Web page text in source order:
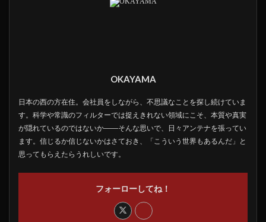
OKAYAMA
日本の西の方在住。会社員をしながら、不思議なことを探し続けていま
す。科学や常識のフィルターでは捉えきれない領域にこそ、本質や真実
が隠れているのではないか――そんな思いで、日々アンテナを張ってい
ます。信じるか信じないかはさておき、「こういう世界もあるんだ」と
思ってもらえたらうれしいです。
フォーローしてね！